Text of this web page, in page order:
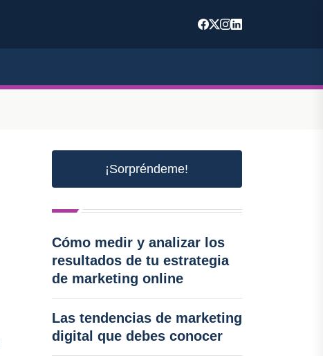
¡Sorpréndeme!
Cómo medir y analizar los
resultados de tu estrategia
de marketing online
Las tendencias de marketing
digital que debes conocer